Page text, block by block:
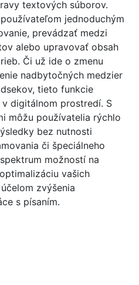
textových súborov.
jednoduchým
prevádzať medzi
alebo upravovať obsah
Či už ide o zmenu
nadbytočných medzier
tieto funkcie
digitálnom prostredí. S
môžu používatelia rýchlo
bez nutnosti
či špeciálneho
možností na
vašich
zvýšenia
s písaním.